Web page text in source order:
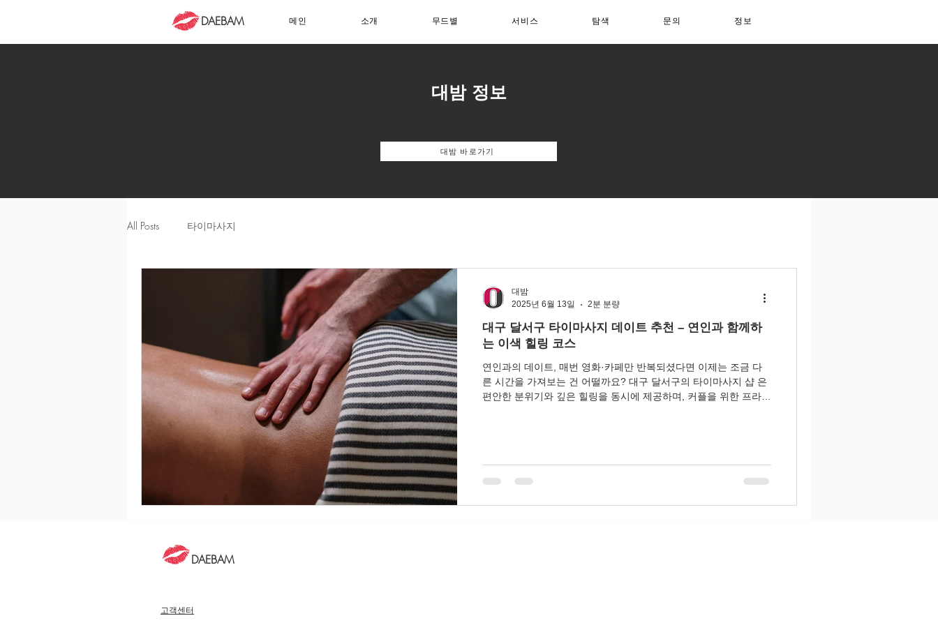
DAEBAM 메인 소개 무드별 서비스 탐색 문의 정보
대밤 정보
대밤 바로가기
All Posts 타이마사지
대구 달서구 타이마사지 데이트 추천 – 연인과 함께하
는 이색 힐링 코스
연인과의 데이트, 매번 영화·카페만 반복되셨다면 이제는 조금 다
른 시간을 가져보는 건 어떨까요? 대구 달서구의 타이마사지 샵 은
편안한 분위기와 깊은 힐링을 동시에 제공하며, 커플을 위한 프라이
대밤
2025년 6월 13일
2분 분량
DAEBAM
고객센터